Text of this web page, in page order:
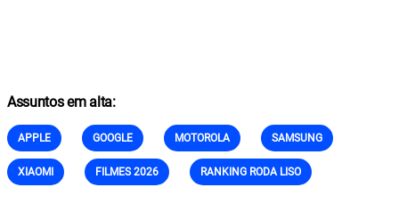
Assuntos em alta:
APPLE GOOGLE MOTOROLA SAMSUNG
XIAOMI FILMES 2026 RANKING RODA LISO